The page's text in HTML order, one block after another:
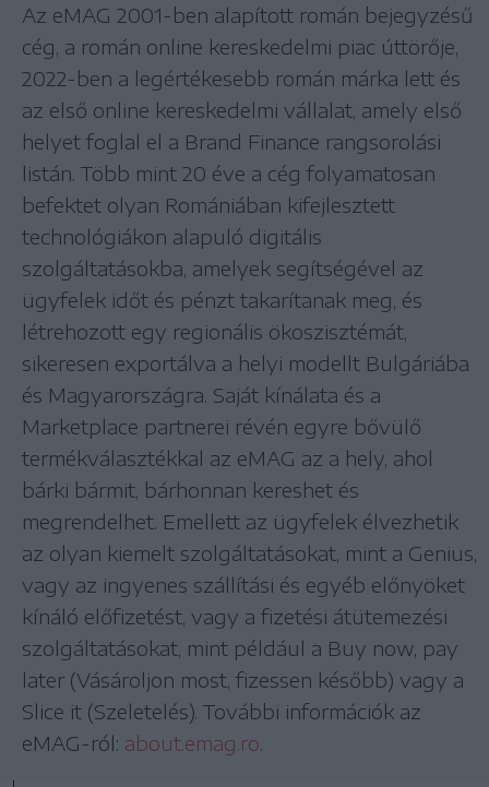
Az eMAG 2001-ben alapított román bejegyzésű
cég, a román online kereskedelmi piac úttörője,
2022-ben a legértékesebb román márka lett és
az első online kereskedelmi vállalat, amely első
helyet foglal el a Brand Finance rangsorolási
listán. Több mint 20 éve a cég folyamatosan
befektet olyan Romániában kifejlesztett
technológiákon alapuló digitális
szolgáltatásokba, amelyek segítségével az
ügyfelek időt és pénzt takarítanak meg, és
létrehozott egy regionális ökoszisztémát,
sikeresen exportálva a helyi modellt Bulgáriába
és Magyarországra. Saját kínálata és a
Marketplace partnerei révén egyre bővülő
termékválasztékkal az eMAG az a hely, ahol
bárki bármit, bárhonnan kereshet és
megrendelhet. Emellett az ügyfelek élvezhetik
az olyan kiemelt szolgáltatásokat, mint a Genius,
vagy az ingyenes szállítási és egyéb előnyöket
kínáló előfizetést, vagy a fizetési átütemezési
szolgáltatásokat, mint például a Buy now, pay
later (Vásároljon most, fizessen később) vagy a
Slice it (Szeletelés). További információk az
eMAG-ról: about.emag.ro.